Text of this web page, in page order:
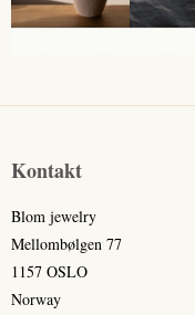
Kontakt
Blom jewelry
Mellombølgen 77
1157 OSLO
Norway